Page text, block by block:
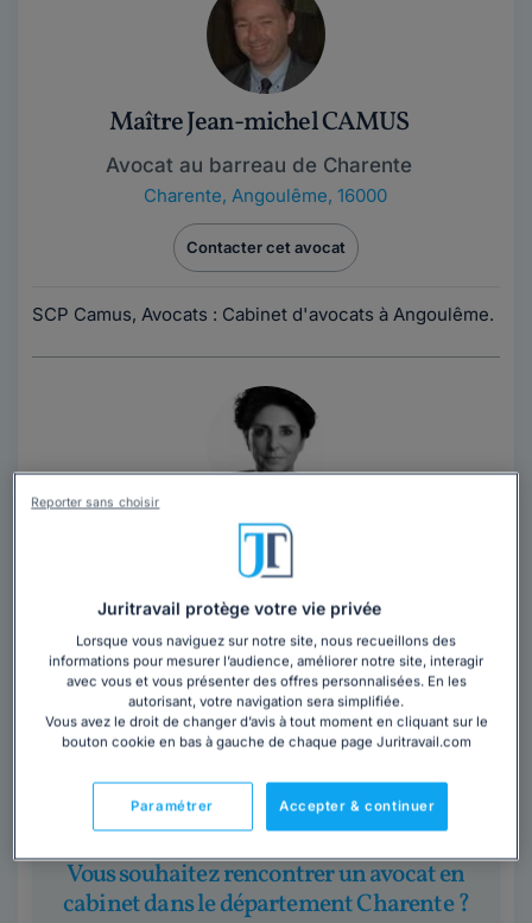
Maître Jean-michel CAMUS
Avocat au barreau de Charente
Charente, Angoulême, 16000
Contacter cet avocat
SCP Camus, Avocats : Cabinet d'avocats à Angoulême.
Cabinet LE ROUX SANDRINE
Avocat au barreau de Charente
Charente,Angoulême, 16000
Contacter ce cabinet
SEMIOS Avocat Angoulême s’adresse aux
professionnels et particuliers sur le département de la
Charente et les départements limitrophes....Lire la
Vous souhaitez rencontrer un avocat en
cabinet dans le département Charente ?
Juritravail protège votre vie privée
Lorsque vous naviguez sur notre site, nous recueillons des
informations pour mesurer l’audience, améliorer notre site, interagir
avec vous et vous présenter des offres personnalisées. En les
autorisant, votre navigation sera simplifiée.
Vous avez le droit de changer d’avis à tout moment en cliquant sur le
bouton cookie en bas à gauche de chaque page Juritravail.com
Accepter & continuer
Paramétrer
Reporter sans choisir